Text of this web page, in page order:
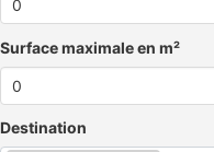
Surface maximale en m²
Destination